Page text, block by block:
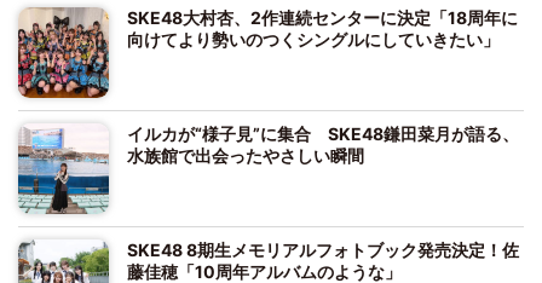
SKE48大村杏、2作連続センターに決定「18周年に
向けてより勢いのつくシングルにしていきたい」
イルカが“様子見”に集合 SKE48鎌田菜月が語る、
水族館で出会ったやさしい瞬間
SKE48 8期生メモリアルフォトブック発売決定！佐
藤佳穂「10周年アルバムのような」